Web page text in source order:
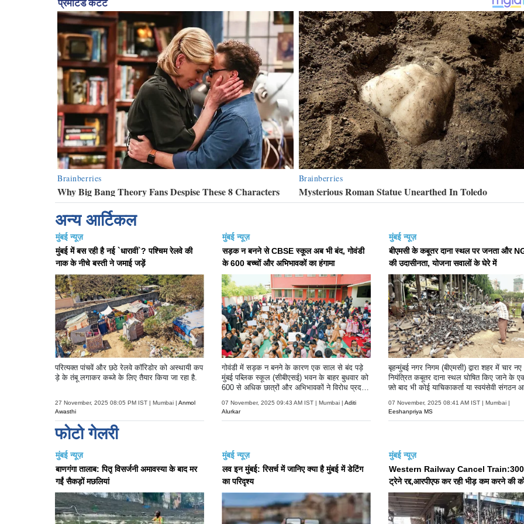
अन्य आर्टिकल
मुंबई न्यूज़
मुंबई में बस रही है नई `धारावी`? पश्चिम रेलवे की
नाक के नीचे बस्ती ने जमाई जड़ें
परित्यक्त पांचवें और छठे रेलवे कॉरिडोर को अस्थायी कप
ड़े के तंबू लगाकर कब्जे के लिए तैयार किया जा रहा है.
27 November, 2025 08:05 PM IST | Mumbai | Anmol
Awasthi
मुंबई न्यूज़
सड़क न बनने से CBSE स्कूल अब भी बंद, गोवंडी
के 600 बच्चों और अभिभावकों का हंगामा
गोवंडी में सड़क न बनने के कारण एक साल से बंद पड़े
मुंबई पब्लिक स्कूल (सीबीएसई) भवन के बाहर बुधवार को
600 से अधिक छात्रों और अभिभावकों ने विरोध प्रदर्शन
07 November, 2025 09:43 AM IST | Mumbai | Aditi
Alurkar
मुंबई न्यूज़
बीएमसी के कबूतर दाना स्थल पर जनता और
की उदासीनता, योजना सवालों के घेरे में
बृहन्मुंबई नगर निगम (बीएमसी) द्वारा शहर में चार नए
नियंत्रित कबूतर दाना स्थल घोषित किए जाने के
फ़्ते बाद भी कोई याचिकाकर्ता या स्वयंसेवी संगठन
07 November, 2025 08:41 AM IST | Mumbai |
Eeshanpriya MS
फोटो गेलरी
मुंबई न्यूज़
बाणगंगा तालाब: पितृ विसर्जनी अमावस्या के बाद मर
गईं सैकड़ों मछलियां
मुंबई न्यूज़
लव इन मुंबई: रिसर्च में जानिए क्या है मुंबई में डेटिंग
का परिदृश्य
मुंबई न्यूज़
Western Railway Cancel Train:300
ट्रेने रद्द,आरपीएफ कर रही भीड़ कम करने की